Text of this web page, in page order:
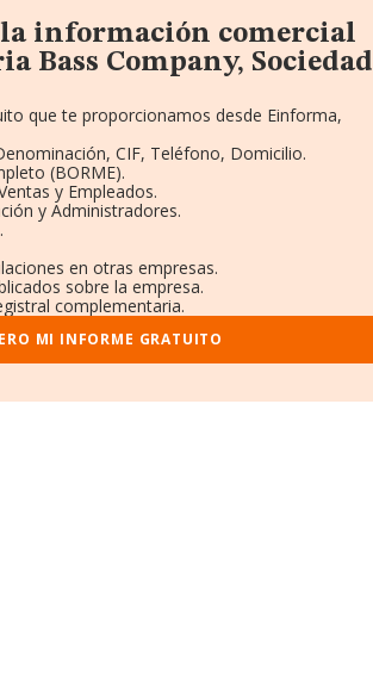
la información comercial
Bass Company, Sociedad
que te proporcionamos desde Einforma,
CIF, Teléfono, Domicilio.
(BORME).
y Empleados.
y Administradores.
en otras empresas.
sobre la empresa.
complementaria.
MI INFORME GRATUITO